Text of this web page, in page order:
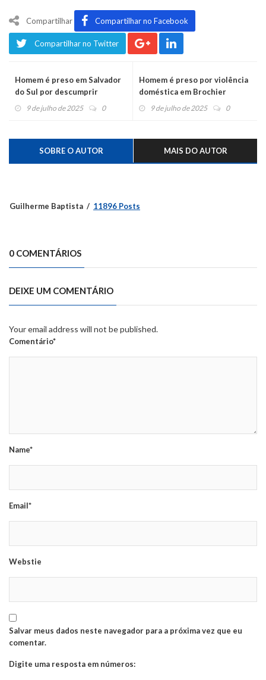
Compartilhar Compartilhar no Facebook
Compartilhar no Twitter
Homem é preso em Salvador
do Sul por descumprir
medida protetiva
9 de julho de 2025 0
Homem é preso por violência
doméstica em Brochier
9 de julho de 2025 0
SOBRE O AUTOR MAIS DO AUTOR
Guilherme Baptista 11896 Posts
0 COMENTÁRIOS
DEIXE UM COMENTÁRIO
Your email address will not be published.
Comentário*
Name*
Email*
Webstie
Salvar meus dados neste navegador para a próxima vez que eu
comentar.
Digite uma resposta em números: